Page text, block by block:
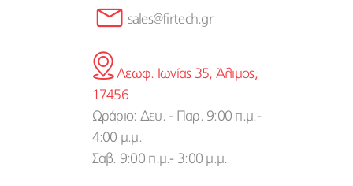
sales@firtech.gr
Λεωφ. Ιωνίας 35, Άλιμος,
17456
Ωράριο: Δευ. - Παρ. 9:00 π.μ.-
4:00 μ.μ.
Σαβ. 9:00 π.μ.- 3:00 μ.μ.